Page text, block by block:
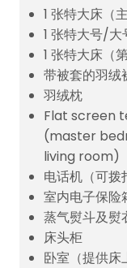
1 张特大床（
1 张特大号/大
1 张特大床（
带被套的羽绒
羽绒枕
Flat screen
(master
living room)
电话机（可拨
室内电子保险
蒸气熨斗及熨
床头柜
卧室（提供床